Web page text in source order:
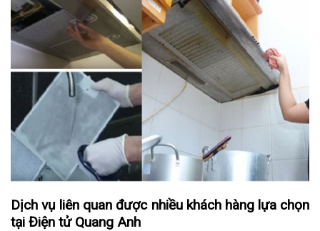
Dịch vụ liên quan được nhiều khách hàng lựa chọn
tại Điện tử Quang Anh